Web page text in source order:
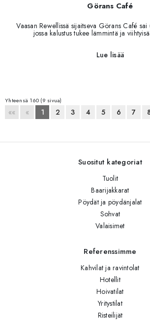
Görans Café
Vaasan Rewellissä sijaitseva Görans Café
jossa kalustus tukee lämmintä ja
Lue lisää
Yhteensä 160 (9 sivua)
«« « 1 2 3 4 5 6 7
Suositut kategoriat
Tuolit
Baarijakkarat
Pöydät ja pöydänjalat
Sohvat
Valaisimet
Referenssimme
Kahvilat ja ravintolat
Hotellit
Hoivatilat
Yritystilat
Risteilijät